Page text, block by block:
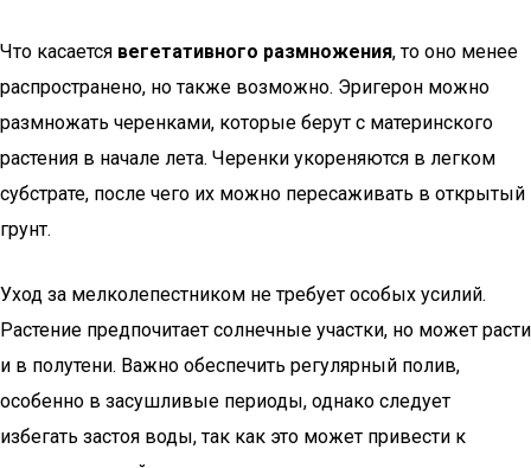
Что касается вегетативного размножения, то оно менее
распространено, но также возможно. Эригерон можно
размножать черенками, которые берут с материнского
растения в начале лета. Черенки укореняются в легком
субстрате, после чего их можно пересаживать в открытый
грунт.
Уход за мелколепестником не требует особых усилий.
Растение предпочитает солнечные участки, но может расти
и в полутени. Важно обеспечить регулярный полив,
особенно в засушливые периоды, однако следует
избегать застоя воды, так как это может привести к